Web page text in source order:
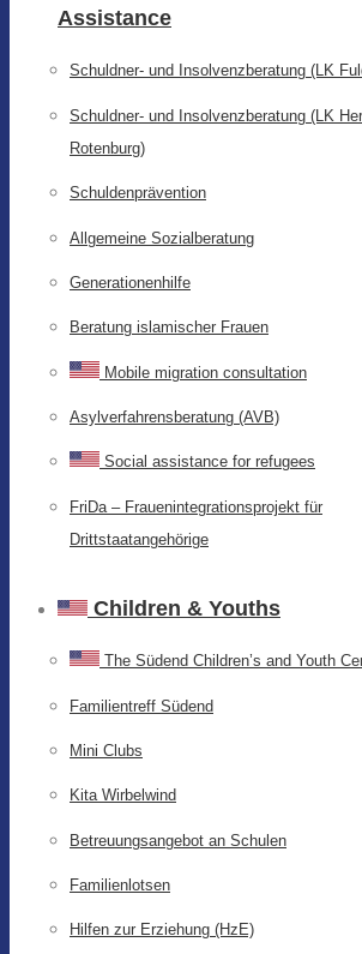
Assistance
Schuldner- und Insolvenzberatung (LK
Schuldner- und Insolvenzberatung (LK
Rotenburg)
Schuldenprävention
Allgemeine Sozialberatung
Generationenhilfe
Beratung islamischer Frauen
Mobile migration consultation
Asylverfahrensberatung (AVB)
Social assistance for refugees
FriDa – Frauenintegrationsprojekt für
Drittstaatangehörige
Children & Youths
The Südend Children’s and Youth
Familientreff Südend
Mini Clubs
Kita Wirbelwind
Betreuungsangebot an Schulen
Familienlotsen
Hilfen zur Erziehung (HzE)